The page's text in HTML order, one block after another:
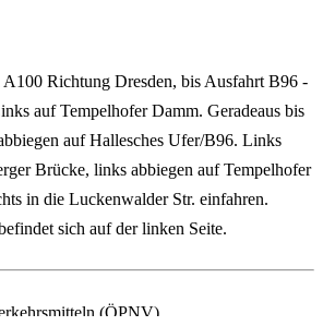
A100 Richtung Dresden, bis Ausfahrt B96 -
auf Tempelhofer Damm. Geradeaus bis
auf Hallesches Ufer/B96. Links
Brücke, links abbiegen auf Tempelhofer
in die Luckenwalder Str. einfahren.
sich auf der linken Seite.
(ÖPNV)